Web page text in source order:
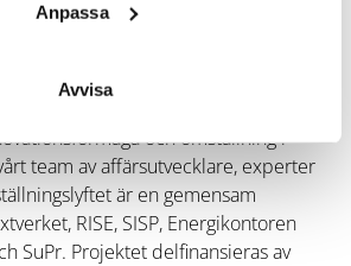
Anpassa
Avvisa
syfte att underlätta affärsdriven
vägledning för att skapa hållbara,
och omställning i
team av affärsutvecklare, experter
är en gemensam
RISE, SISP, Energikontoren
SuPr. Projektet delfinansieras av